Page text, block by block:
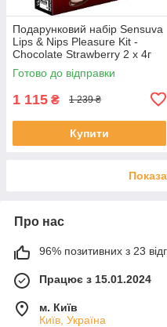
Подарунковий набір Sensuva
Lips & Nips Pleasure Kit -
Chocolate Strawberry 2 x 4г
Готово до відправки
1 115 ₴ 1 239 ₴
Купити
Про нас
96% позитивних з 23
Працює з 15.01.2024
м. Київ
Київ, Україна